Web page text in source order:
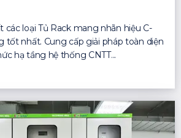
các loại Tủ Rack mang nhãn hiệu C-
tốt nhất. Cung cấp giải pháp toàn diện
hạ tầng hệ thống CNTT...